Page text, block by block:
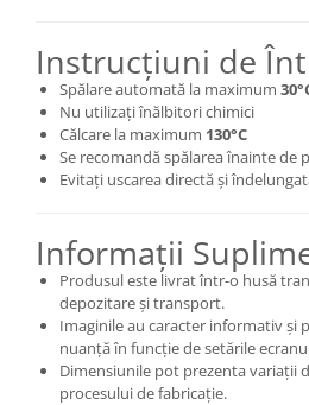
Instrucțiuni de
Spălare automată la maximum
Nu utilizați înălbitori chimici
Călcare la maximum 130°C
Se recomandă spălarea înainte de
Evitați uscarea directă și
Informații
Produsul este livrat într-o husă
depozitare și transport.
Imaginile au caracter informativ și
nuanță în funcție de setările
Dimensiunile pot prezenta variații
procesului de fabricație.